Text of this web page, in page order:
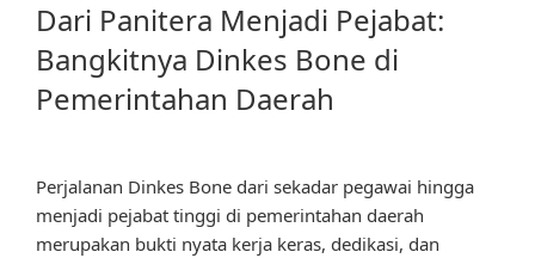
Dari Panitera Menjadi Pejabat:
Bangkitnya Dinkes Bone di
Pemerintahan Daerah
Perjalanan Dinkes Bone dari sekadar pegawai hingga
menjadi pejabat tinggi di pemerintahan daerah
merupakan bukti nyata kerja keras, dedikasi, dan